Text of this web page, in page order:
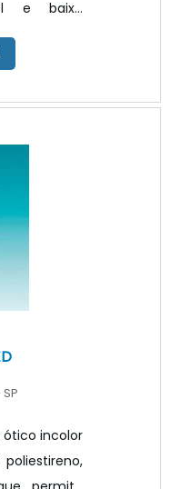
e baixo
possível
beneficio,
destes
bastante
podem ser
ótico incolor